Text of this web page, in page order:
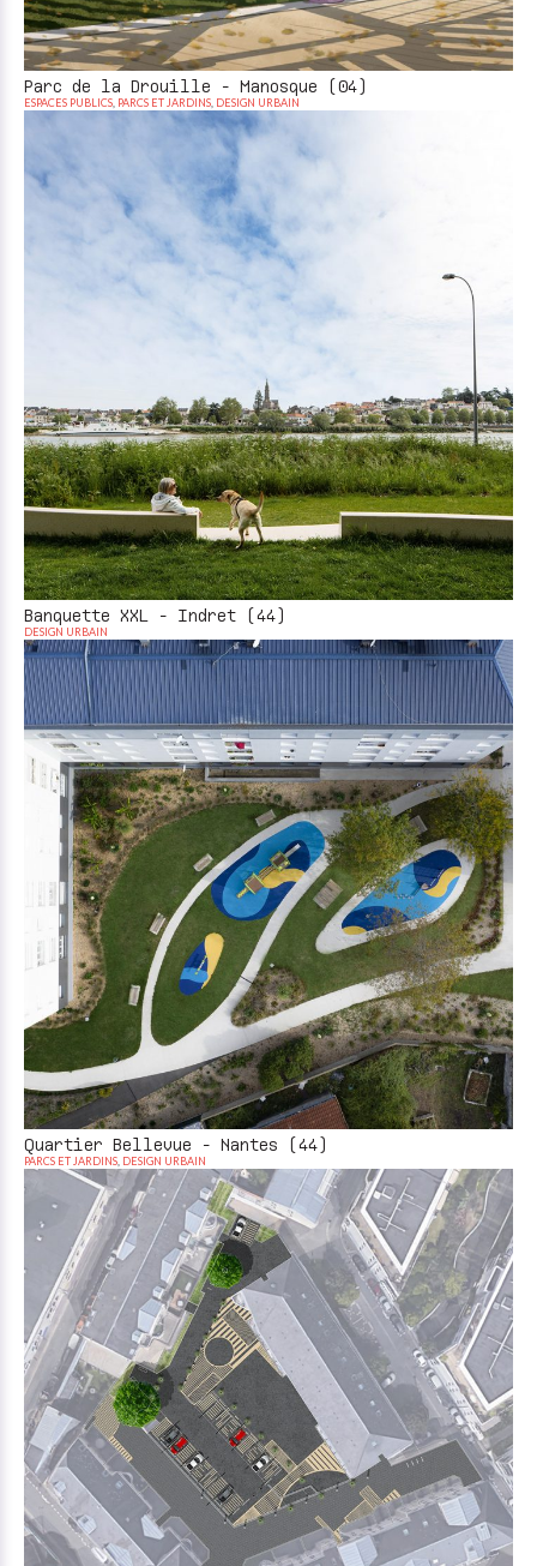
Parc de la Drouille - Manosque (04)
ESPACES PUBLICS PARCS ET JARDINS DESIGN URBAIN
Banquette XXL - Indret (44)
DESIGN URBAIN
Quartier Bellevue - Nantes (44)
PARCS ET JARDINS DESIGN URBAIN